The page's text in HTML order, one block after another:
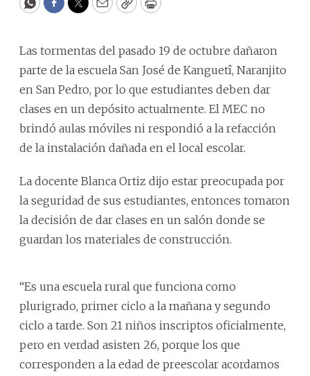
WhatsApp
Facebook
Twitter
EmailCopyPrint
Las tormentas del pasado 19 de octubre dañaron
parte de la escuela San José de Kanguetî, Naranjito
en San Pedro, por lo que estudiantes deben dar
clases en un depósito actualmente. El MEC no
brindó aulas móviles ni respondió a la refacción
de la instalación dañada en el local escolar.
La docente Blanca Ortiz dijo estar preocupada por
la seguridad de sus estudiantes, entonces tomaron
la decisión de dar clases en un salón donde se
guardan los materiales de construcción.
“Es una escuela rural que funciona como
plurigrado, primer ciclo a la mañana y segundo
ciclo a tarde. Son 21 niños inscriptos oficialmente,
pero en verdad asisten 26, porque los que
corresponden a la edad de preescolar acordamos